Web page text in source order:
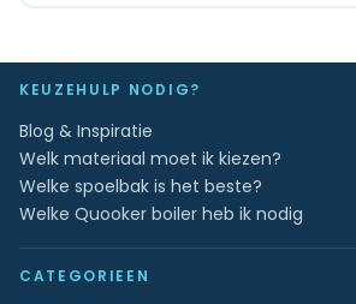
KEUZEHULP NODIG?
Blog & Inspiratie
Welk materiaal moet ik kiezen?
Welke spoelbak is het beste?
Welke Quooker boiler heb ik nodig
CATEGORIEEN